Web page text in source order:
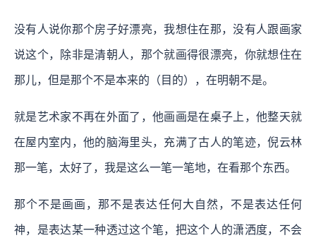
没有人说你那个房子好漂亮，我想住在那，没有人跟画家
说这个，除非是清朝人，那个就画得很漂亮，你就想住在
那儿，但是那个不是本来的（目的），在明朝不是。
就是艺术家不再在外面了，他画画是在桌子上，他整天就
在屋内室内，他的脑海里头，充满了古人的笔迹，倪云林
那一笔，太好了，我是这么一笔一笔地，在看那个东西。
那个不是画画，那不是表达任何大自然，不是表达任何
神，是表达某一种透过这个笔，把这个人的潇洒度，不会